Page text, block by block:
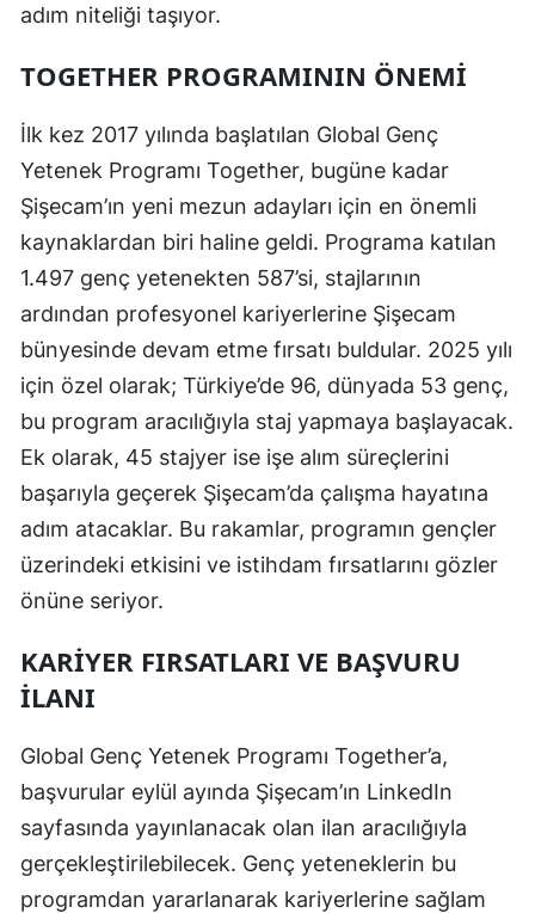
adım niteliği taşıyor.
TOGETHER PROGRAMININ ÖNEMI
İlk kez 2017 yılında başlatılan Global Genç
Yetenek Programı Together, bugüne kadar
Şişecam’ın yeni mezun adayları için en önemli
kaynaklardan biri haline geldi. Programa katılan
1.497 genç yetenekten 587’si, stajlarının
ardından profesyonel kariyerlerine Şişecam
bünyesinde devam etme fırsatı buldular. 2025 yılı
için özel olarak; Türkiye’de 96, dünyada 53 genç,
bu program aracılığıyla staj yapmaya başlayacak.
Ek olarak, 45 stajyer ise işe alım süreçlerini
başarıyla geçerek Şişecam’da çalışma hayatına
adım atacaklar. Bu rakamlar, programın gençler
üzerindeki etkisini ve istihdam fırsatlarını gözler
önüne seriyor.
KARIYER FIRSATLARI VE BAŞVURU
İLANI
Global Genç Yetenek Programı Together’a,
başvurular eylül ayında Şişecam’ın LinkedIn
sayfasında yayınlanacak olan ilan aracılığıyla
gerçekleştirilebilecek. Genç yeteneklerin bu
programdan yararlanarak kariyerlerine sağlam